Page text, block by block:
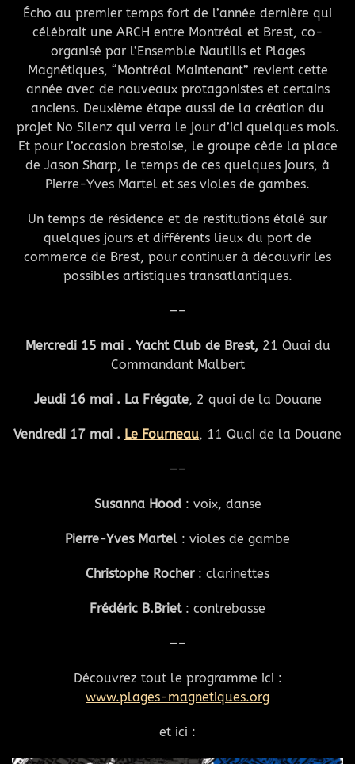
Écho au premier temps fort de l’année dernière qui
célébrait une ARCH entre Montréal et Brest, co-
organisé par l’Ensemble Nautilis et Plages
Magnétiques, “Montréal Maintenant” revient cette
année avec de nouveaux protagonistes et certains
anciens. Deuxième étape aussi de la création du
projet No Silenz qui verra le jour d’ici quelques mois.
Et pour l’occasion brestoise, le groupe cède la place
de Jason Sharp, le temps de ces quelques jours, à
Pierre-Yves Martel et ses violes de gambes.
Un temps de résidence et de restitutions étalé sur
quelques jours et différents lieux du port de
commerce de Brest, pour continuer à découvrir les
possibles artistiques transatlantiques.
—–
Mercredi 15 mai . Yacht Club de Brest, 21 Quai du
Commandant Malbert
Jeudi 16 mai . La Frégate, 2 quai de la Douane
Vendredi 17 mai . Le Fourneau, 11 Quai de la Douane
—–
Susanna Hood: voix, danse
Pierre-Yves Martel : violes de gambe
Christophe Rocher: clarinettes
Frédéric B.Briet: contrebasse
—–
Découvrez tout le programme ici :
www.plages-magnetiques.org
et ici :